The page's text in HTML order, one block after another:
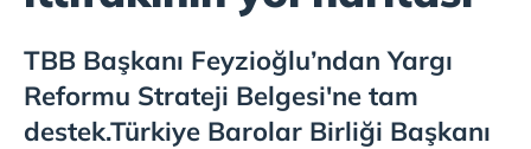
TBB Başkanı Feyzioğlu’ndan Yargı
Reformu Strateji Belgesi'ne tam
destek.Türkiye Barolar Birliği Başkanı